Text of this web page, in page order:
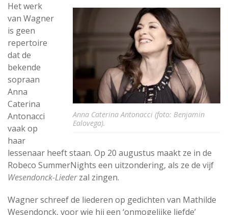
Anna Caterina Antonacci (foto: Benjamin
Ealovega).
Het werk
van Wagner
is geen
repertoire
dat de
bekende
sopraan
Anna
Caterina
Antonacci
vaak op
haar
lessenaar heeft staan. Op 20 augustus maakt ze in de
Robeco SummerNights een uitzondering, als ze de vijf
Wesendonck-Liederzal zingen.
Wagner schreef de liederen op gedichten van Mathilde
Wesendonck, voor wie hij een ‘onmogelijke liefde’